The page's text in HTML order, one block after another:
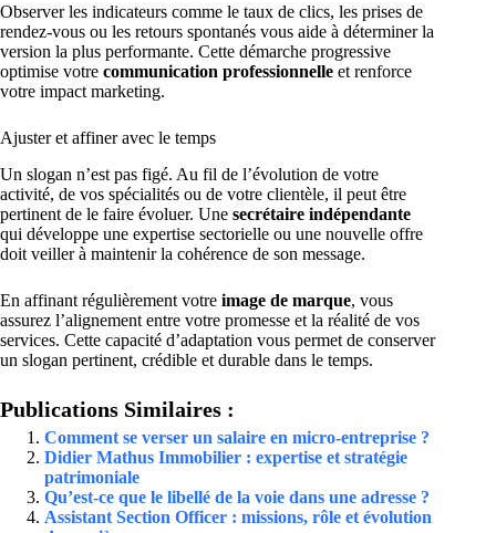
Observer les indicateurs comme le taux de clics, les prises de
rendez-vous ou les retours spontanés vous aide à déterminer la
version la plus performante. Cette démarche progressive
optimise votre communication professionnelle et renforce
votre impact marketing.
Ajuster et affiner avec le temps
Un slogan n’est pas figé. Au fil de l’évolution de votre
activité, de vos spécialités ou de votre clientèle, il peut être
pertinent de le faire évoluer. Une secrétaire indépendante
qui développe une expertise sectorielle ou une nouvelle offre
doit veiller à maintenir la cohérence de son message.
En affinant régulièrement votre image de marque, vous
assurez l’alignement entre votre promesse et la réalité de vos
services. Cette capacité d’adaptation vous permet de conserver
un slogan pertinent, crédible et durable dans le temps.
Publications Similaires :
Comment se verser un salaire en micro-entreprise ?
Didier Mathus Immobilier : expertise et stratégie
patrimoniale
Qu’est-ce que le libellé de la voie dans une adresse ?
Assistant Section Officer : missions, rôle et évolution